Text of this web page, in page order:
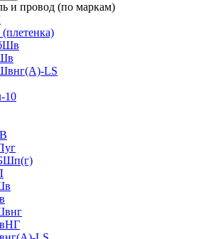
и провод (по маркам)
LS
10